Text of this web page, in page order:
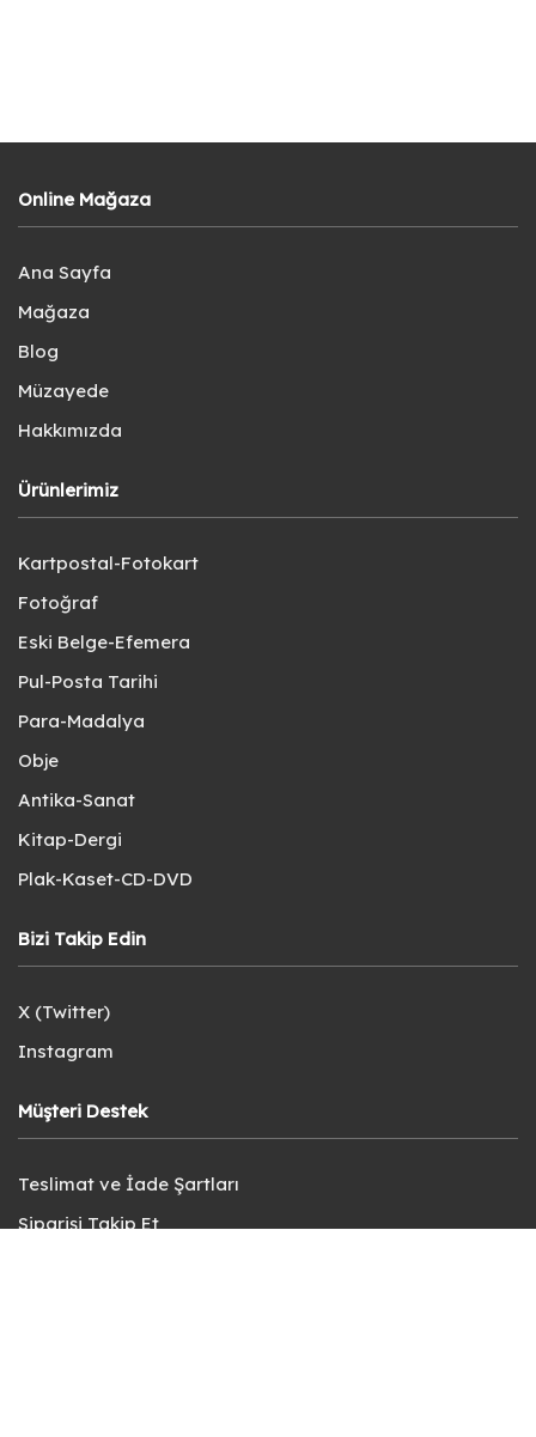
Online Mağaza
Ana Sayfa
Mağaza
Blog
Müzayede
Hakkımızda
Ürünlerimiz
Kartpostal-Fotokart
Fotoğraf
Eski Belge-Efemera
Pul-Posta Tarihi
Para-Madalya
Obje
Antika-Sanat
Kitap-Dergi
Plak-Kaset-CD-DVD
Bizi Takip Edin
X (Twitter)
Instagram
Müşteri Destek
Teslimat ve İade Şartları
Siparişi Takip Et